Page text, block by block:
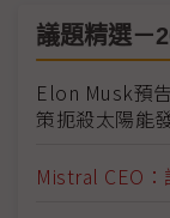
議題精選－
Elon Musk預
策扼殺太陽能
Mistral CEO：